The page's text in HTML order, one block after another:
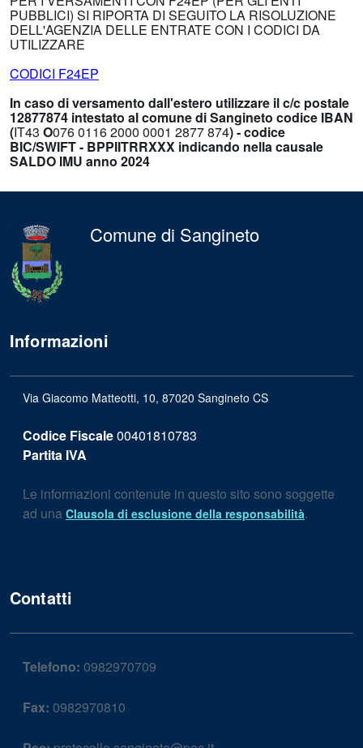
PUBBLICI) SI RIPORTA DI SEGUITO LA RISOLUZIONE
DELL'AGENZIA DELLE ENTRATE CON I CODICI DA
UTILIZZARE
CODICI F24EP
In caso di versamento dall'estero utilizzare il c/c postale
12877874 intestato al comune di Sangineto codice IBAN
(IT43 O076 0116 2000 0001 2877 874) - codice
BIC/SWIFT - BPPIITRRXXX indicando nella causale
SALDO IMU anno 2024
Comune di Sangineto
Informazioni
Via Giacomo Matteotti, 10, 87020 Sangineto CS
Codice Fiscale00401810783
Partita IVA
Le informazioni contenute in questo sito sono soggette
ad una Clausola di esclusione della responsabilità.
Contatti
Telefono: 0982970709
Fax: 0982970810